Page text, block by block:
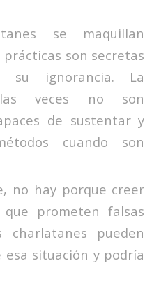
se maquillan
prácticas son secretas
su ignorancia. La
veces no son
de sustentar y
cuando son
no hay porque creer
prometen falsas
charlatanes pueden
esa situación y podría